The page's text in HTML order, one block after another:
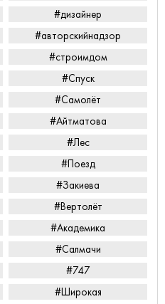
#дизайнер
#авторскийнадзор
#строимдом
#Спуск
#Самолёт
#Айтматова
#Лес
#Поезд
#Закиева
#Вертолёт
#Академика
#Салмачи
#747
#Широкая